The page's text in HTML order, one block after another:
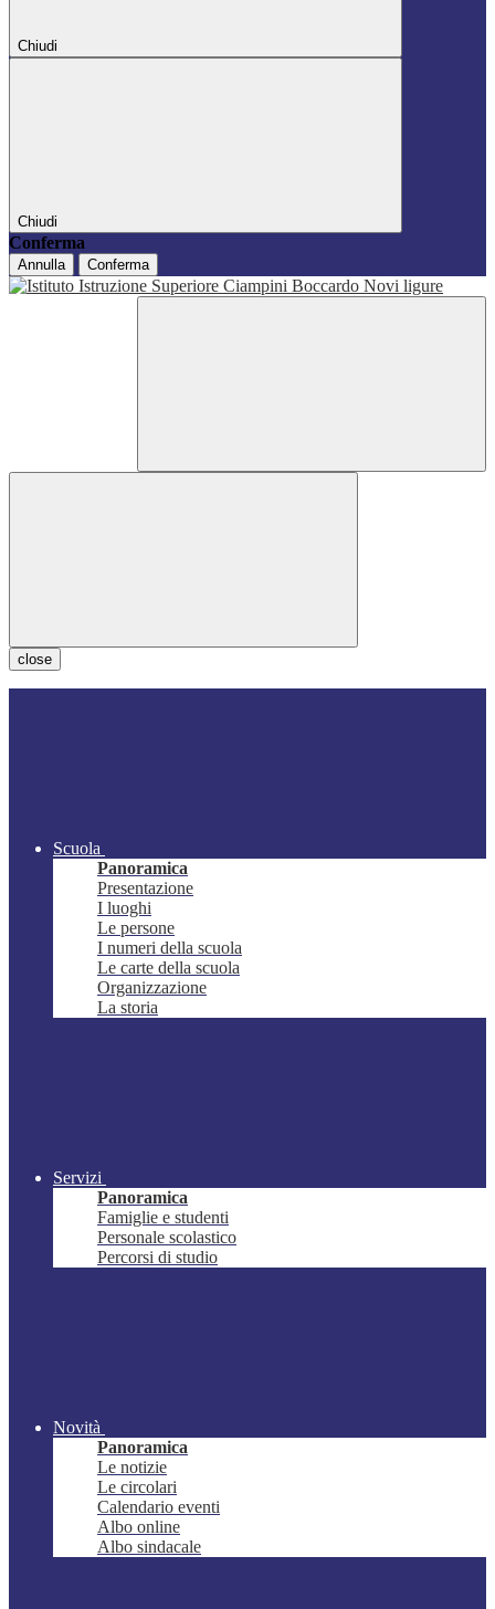
Chiudi
Chiudi
Conferma
Annulla Conferma
close
Scuola
Panoramica
Presentazione
I luoghi
Le persone
I numeri della scuola
Le carte della scuola
Organizzazione
La storia
Servizi
Panoramica
Famiglie e studenti
Personale scolastico
Percorsi di studio
Novità
Panoramica
Le notizie
Le circolari
Calendario eventi
Albo online
Albo sindacale